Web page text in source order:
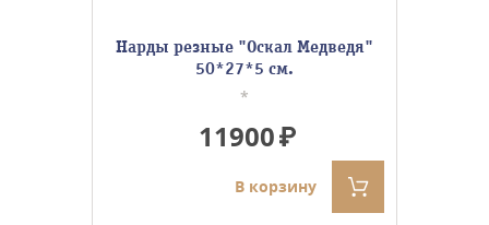
Нарды резные "Оскал Медведя"
50*27*5 см.
*
11900
В корзину